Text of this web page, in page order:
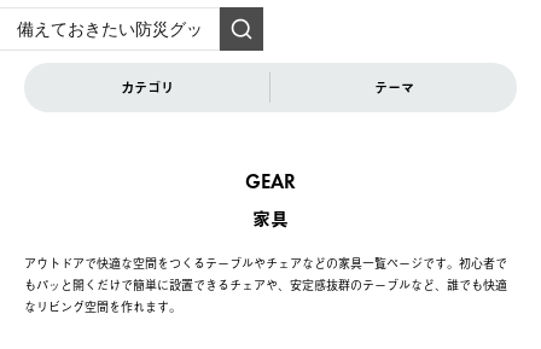
カテゴリ テーマ
GEAR
家具
アウトドアで快適な空間をつくるテーブルやチェアなどの家具一覧ページです。初心者で
もパッと開くだけで簡単に設置できるチェアや、安定感抜群のテーブルなど、誰でも快適
なリビング空間を作れます。